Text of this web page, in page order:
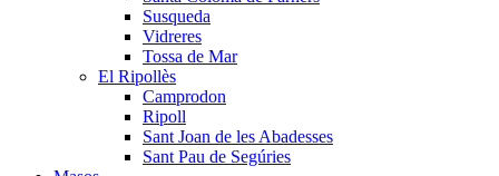
Susqueda
Vidreres
Tossa de Mar
El Ripollès
Camprodon
Ripoll
Sant Joan de les Abadesses
Sant Pau de Segúries